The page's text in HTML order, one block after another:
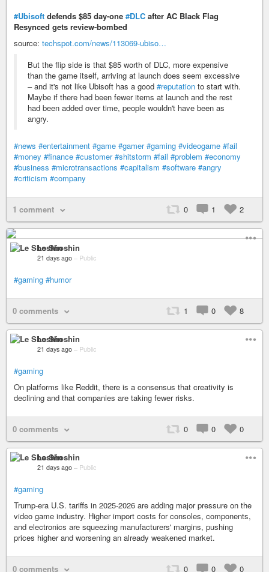
#Ubisoft defends $85 day-one #DLC after AC Black Flag
Resynced gets review-bombed
source: techspot.com/news/113069-ubiso…
But the flip side is that $85 worth of DLC, more expensive
than the game itself, arriving at launch does seem excessive
– and it's not like Ubisoft has a good #reputation to start with.
Maybe if there had been fewer items at launch and the rest
had been added over time, people wouldn't have been as
angry.
#news #entertainment #game #gamer #gaming #videogame #fail
#money #finance #customer #shitstorm #fail #problem #economy
#business #microtransactions #capitalism #software #angry
#criticism #company
1 comment 0 1 2
Le Shoshin
21 days ago – Public
#gaming #humor
0 comments 1 0 8
Le Shoshin
21 days ago – Public
#gaming
On platforms like Reddit, there is a consensus that creativity is
declining and that companies are taking fewer risks.
0 comments 0 0 0
Le Shoshin
21 days ago – Public
#gaming
Trump-era U.S. tariffs in 2025-2026 are adding major pressure on the
video game industry. Higher import costs for consoles, components,
and electronics are squeezing manufacturers' margins, pushing
prices higher and worsening an already weakened market.
0 comments 0 0 0